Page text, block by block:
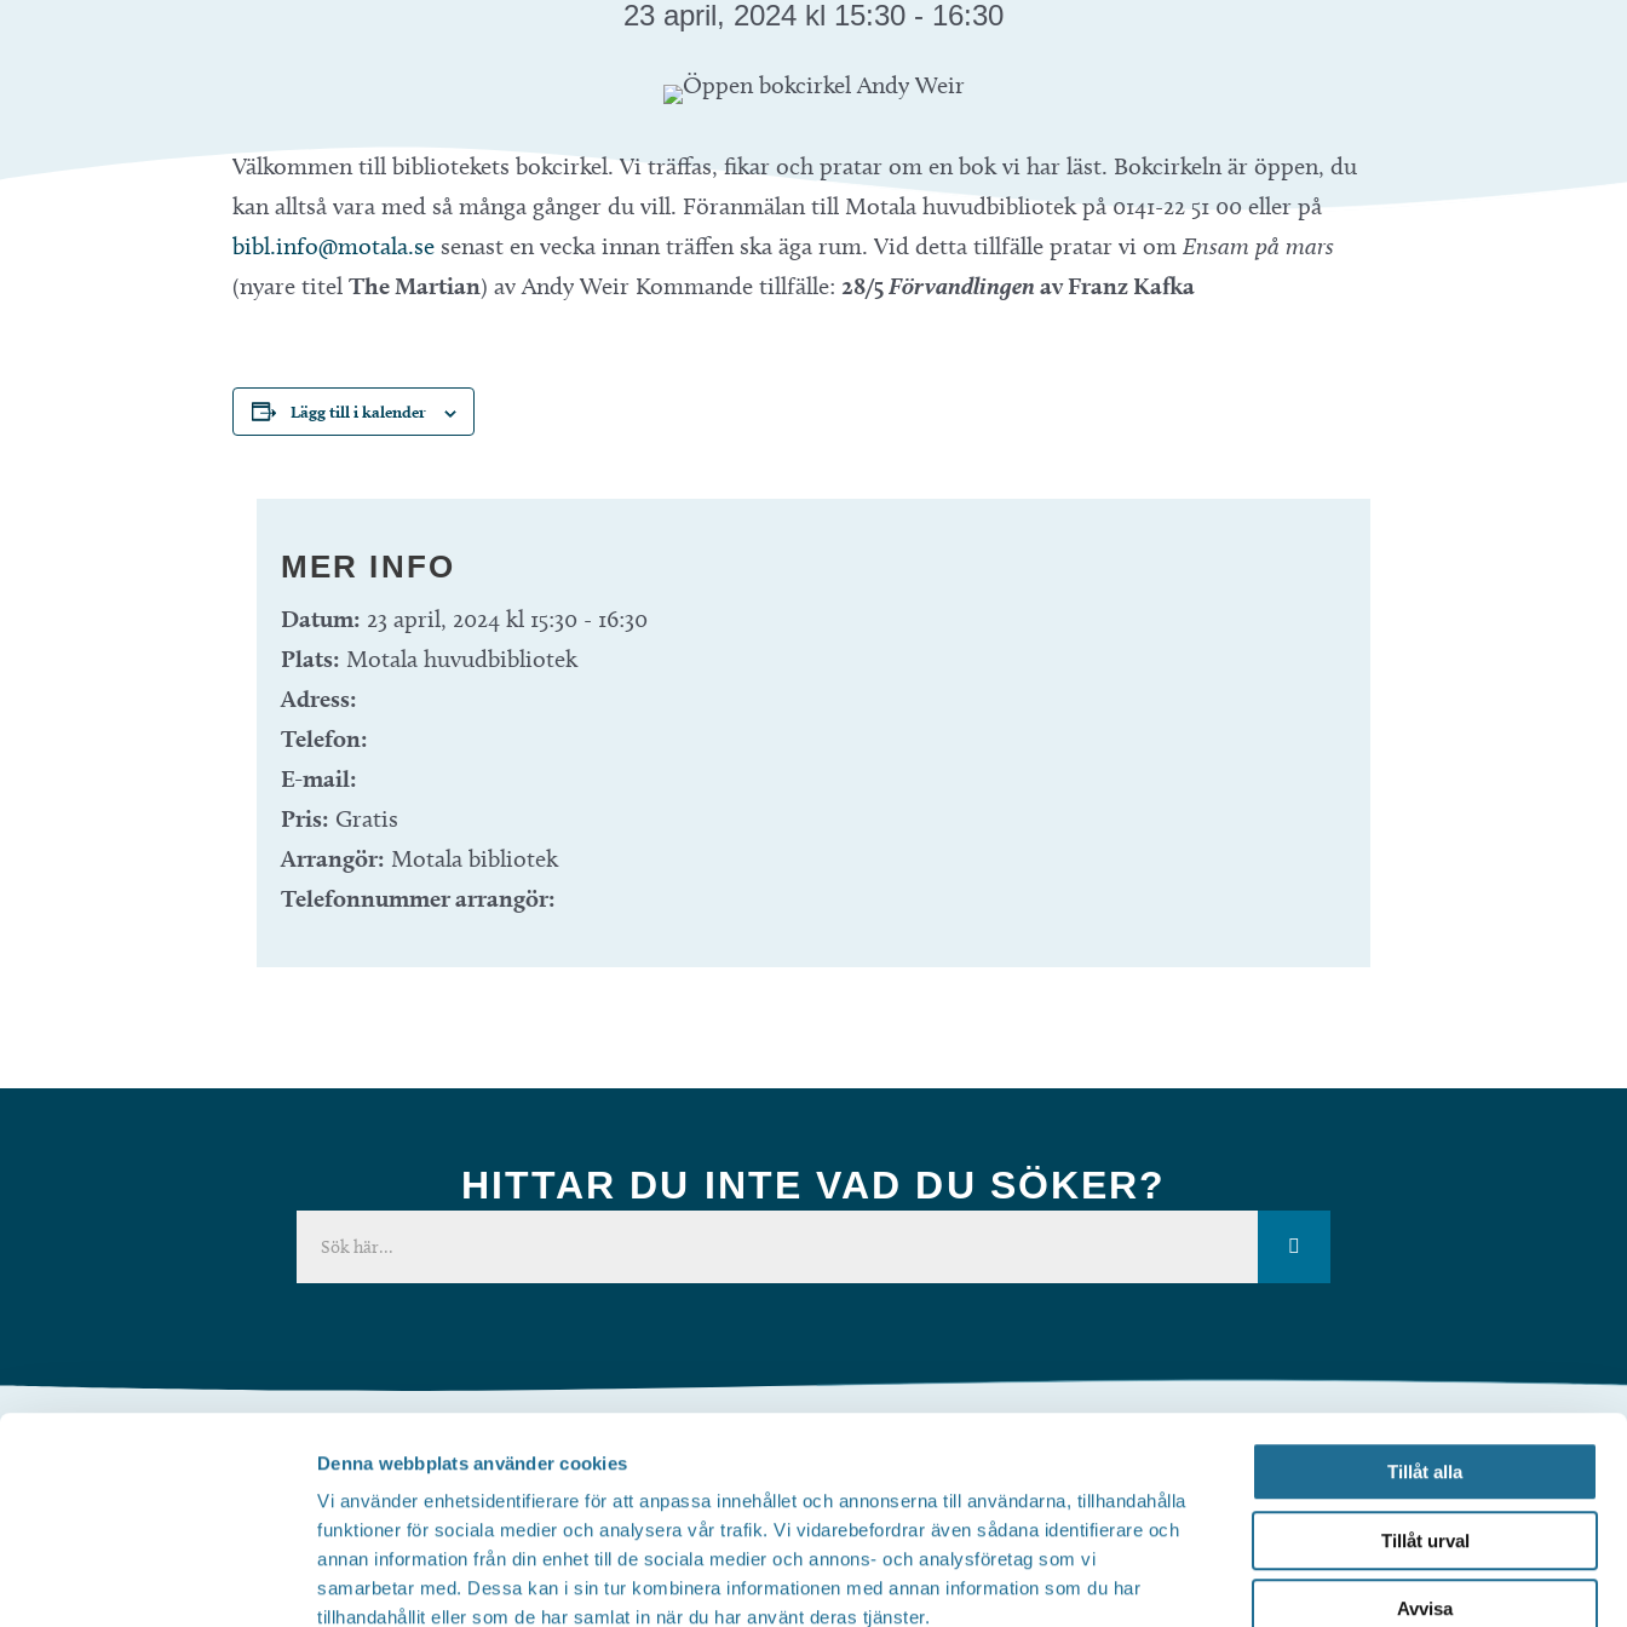
Denna webbplats använder cookies
Vi använder enhetsidentifierare för att anpassa innehållet och annonserna till användarna, tillhandahålla
funktioner för sociala medier och analysera vår trafik. Vi vidarebefordrar även sådana identifierare och
annan information från din enhet till de sociala medier och annons- och analysföretag som vi
samarbetar med. Dessa kan i sin tur kombinera informationen med annan information som du har
tillhandahållit eller som de har samlat in när du har använt deras tjänster.
Tillåt alla
Tillåt urval
Avvisa
23 april, 2024 kl 15:30 - 16:30
Välkommen till bibliotekets bokcirkel. Vi träffas, fikar och pratar om en bok vi har läst. Bokcirkeln är öppen, du
kan alltså vara med så många gånger du vill. Föranmälan till Motala huvudbibliotek på 0141-22 51 00 eller på
bibl.info@motala.se senast en vecka innan träffen ska äga rum. Vid detta tillfälle pratar vi om Ensam på mars
(nyare titel The Martian) av Andy Weir Kommande tillfälle: 28/5Förvandlingen av Franz Kafka
Lägg till i kalender
MER INFO
Datum: 23 april, 2024 kl 15:30 - 16:30
Plats: Motala huvudbibliotek
Adress:
Telefon:
E-mail:
Pris: Gratis
Arrangör: Motala bibliotek
Telefonnummer arrangör:
HITTAR DU INTE VAD DU SÖKER?
Om webbplatsen
Tillgänglighetsredogörelse
Integritetspolicy
Tillväxt Motala
Visit Östergötland